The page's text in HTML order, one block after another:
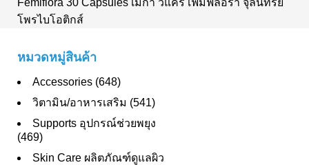
Femiflora 30 Capsules เมก้า วีแคร์ เฟมิฟลอร่า จุลินทรีย์
โพรไบโอติกส์
หมวดหมู่สินค้า
Accessories (648)
วิตามิน/อาหารเสริม (541)
Supports อุปกรณ์ช่วยพยุง
(469)
Skin Care ผลิตภัณฑ์ดูแลผิว